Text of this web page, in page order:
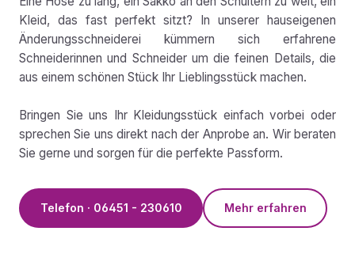
Kleid, das fast perfekt sitzt? In unserer hauseigenen
Änderungsschneiderei kümmern sich erfahrene
Schneiderinnen und Schneider um die feinen Details, die
aus einem schönen Stück Ihr Lieblingsstück machen.
Bringen Sie uns Ihr Kleidungsstück einfach vorbei oder
sprechen Sie uns direkt nach der Anprobe an. Wir beraten
Sie gerne und sorgen für die perfekte Passform.
Telefon · 06451 - 230610 Mehr erfahren